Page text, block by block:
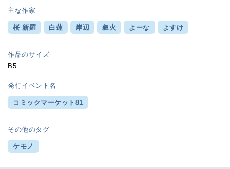
主な作家
桜 新羅 白蓮 岸辺 叙火 よーな よすけ
作品のサイズ
B5
発行イベント名
コミックマーケット81
その他のタグ
ケモノ